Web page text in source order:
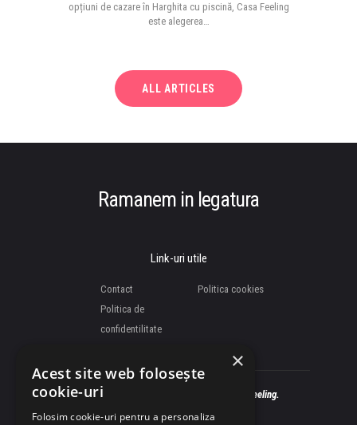
opțiuni de cazare în Harghita cu piscină, Casa Feeling
este alegerea…
ALL ARTICLES
Ramanem in legatura
Link-uri utile
Contact
Politica cookies
Politica de
confidentilitate
Simte liniștea, trăiește clipa, bucură-te de Feeling.
×
Acest site web folosește
cookie-uri
Folosim cookie-uri pentru a personaliza